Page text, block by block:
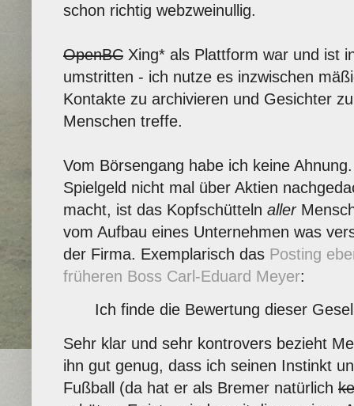
schon richtig webzweinullig.
OpenBC Xing* als Plattform war und ist
umstritten - ich nutze es inzwischen
Kontakte zu archivieren und Gesichter
Menschen treffe.
Vom Börsengang habe ich keine
Spielgeld nicht mal über Aktien
macht, ist das Kopfschütteln aller
vom Aufbau eines Unternehmen was
der Firma. Exemplarisch das Posting
früheren Boss Carl-Eduard Meyer:
Ich finde die Bewertung dieser
Sehr klar und sehr kontrovers bezieht
ihn gut genug, dass ich seinen Instinkt
Fußball (da hat er als Bremer natürlich